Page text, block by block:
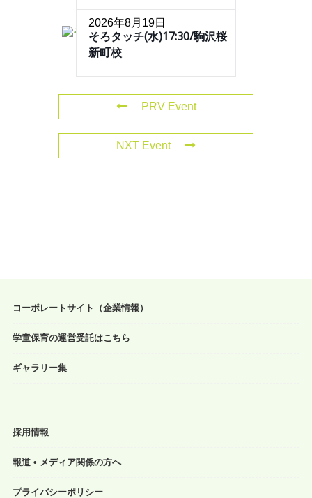
2026年8月19日
そろタッチ(水)17:30/駒沢桜
新町校
PRV Event
NXT Event
コーポレートサイト（企業情報）
学童保育の運営受託はこちら
ギャラリー集
採用情報
報道 • メディア関係の方へ
プライバシーポリシー